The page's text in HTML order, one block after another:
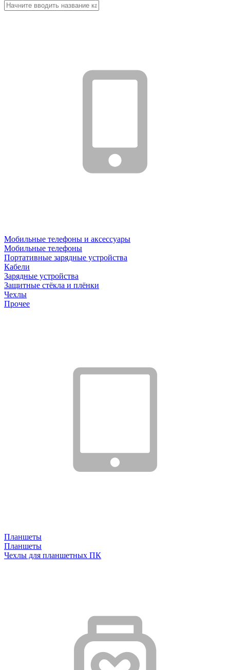
Мобильные телефоны и аксессуары
Мобильные телефоны
Портативные зарядные устройства
Кабели
Зарядные устройства
Защитные стёкла и плёнки
Чехлы
Прочее
Планшеты
Планшеты
Чехлы для планшетных ПК